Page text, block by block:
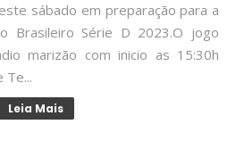
sábado em preparação para a
Brasileiro Série D 2023.O jogo
marizão com inicio as 15:30h
Te...
Leia Mais